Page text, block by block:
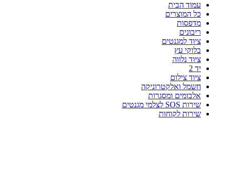
עמוד הבית
כל המוצרים
מדפסות
ריבונים
ציוד למגנטים
בלוקי עץ
ציוד נלווה
יד 2
ציוד צילום
חשמל ואלקטרוניקה
אלבומים ומסגרות
שירות SOS לצלמי מגנטים
שירות לקוחות